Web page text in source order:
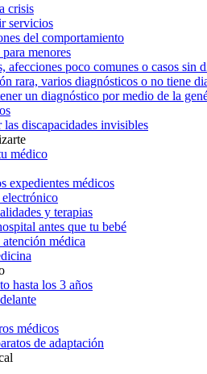
crisis
servicios
del comportamiento
menores
afecciones poco comunes o casos sin
rara, varios diagnósticos o no tiene
un diagnóstico por medio de la
discapacidades invisibles
médico
expedientes médicos
y terapias
antes que tu bebé
médica
hasta los 3 años
médicos
de adaptación